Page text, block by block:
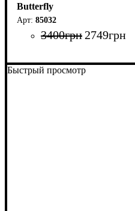
Butterfly
85032
3400грн 2749грн
Быстрый просмотр